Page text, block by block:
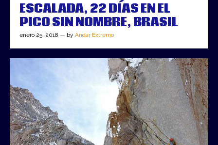
ESCALADA, 22 DÍAS EN EL
PICO SIN NOMBRE, BRASIL
enero 25, 2018 — by Andar Extremo